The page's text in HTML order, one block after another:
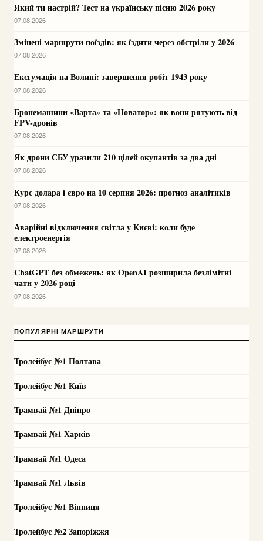
Який ти настрій? Тест на українську пісню 2026 року
07.08.2026
Змінені маршрути поїздів: як їздити через обстріли у 2026
07.08.2026
Ексгумація на Волині: завершення робіт 1943 року
07.08.2026
Бронемашини «Варта» та «Новатор»: як вони рятують від
FPV-дронів
07.08.2026
Як дрони СБУ уразили 210 цілей окупантів за два дні
07.08.2026
Курс долара і євро на 10 серпня 2026: прогноз аналітиків
07.08.2026
Аварійні відключення світла у Києві: коли буде
електроенергія
07.08.2026
ChatGPT без обмежень: як OpenAI розширила безлімітні
чати у 2026 році
07.08.2026
ПОПУЛЯРНІ МАРШРУТИ
Тролейбус №1 Полтава
Тролейбус №1 Київ
Трамвай №1 Дніпро
Трамвай №1 Харків
Трамвай №1 Одеса
Трамвай №1 Львів
Тролейбус №1 Вінниця
Тролейбус №2 Запоріжжя